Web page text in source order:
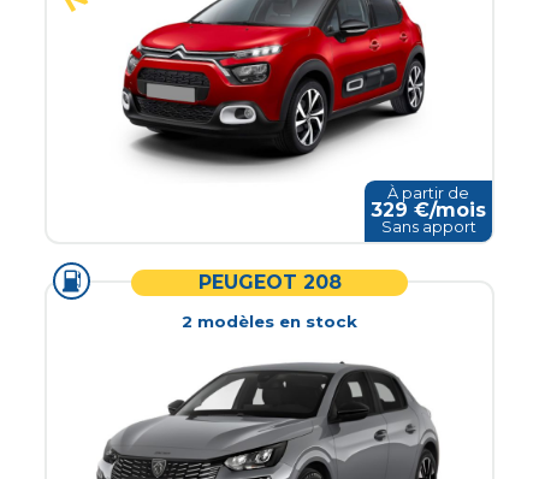
À partir de
329 €/mois
Sans apport
PEUGEOT 208
2 modèles en stock